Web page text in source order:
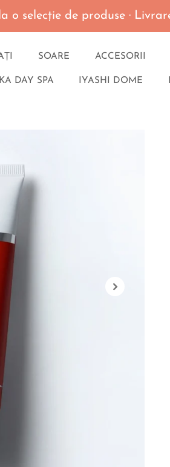
o selecţie de produse ·
SOARE ACCESORII
DAY SPA IYASHI DOME